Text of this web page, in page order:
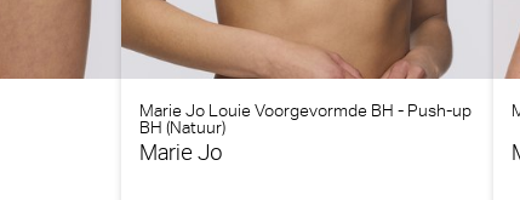
Marie Jo Louie Voorgevormde BH - Push-up
BH (Natuur)
Marie Jo